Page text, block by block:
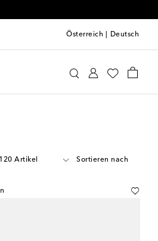
Österreich Deutsch
120 Artikel Sortieren nach